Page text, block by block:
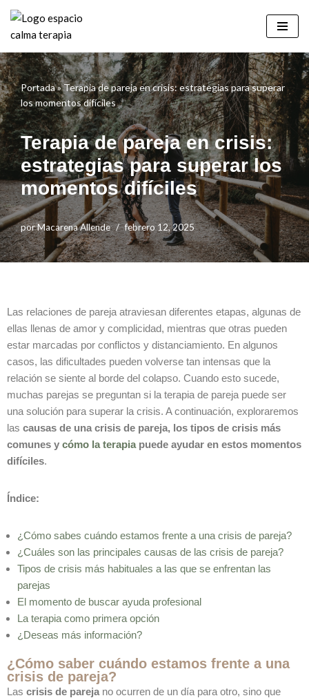
Saltar
al
contenido
Portada»Terapia de pareja en crisis: estrategias para superar
los momentos difíciles
Terapia de pareja en crisis:
estrategias para superar los
momentos difíciles
porMacarena Allende febrero 12, 2025
Las relaciones de pareja atraviesan diferentes etapas, algunas de
ellas llenas de amor y complicidad, mientras que otras pueden
estar marcadas por conflictos y distanciamiento. En algunos
casos, las dificultades pueden volverse tan intensas que la
relación se siente al borde del colapso. Cuando esto sucede,
muchas parejas se preguntan si la terapia de pareja puede ser
una solución para superar la crisis. A continuación, exploraremos
las causas de una crisis de pareja, los tipos de crisis más
comunes y cómo la terapia puede ayudar en estos momentos
difíciles.
Índice:
¿Cómo sabes cuándo estamos frente a una crisis de pareja?
¿Cuáles son las principales causas de las crisis de pareja?
Tipos de crisis más habituales a las que se enfrentan las
parejas
El momento de buscar ayuda profesional
La terapia como primera opción
¿Deseas más información?
¿Cómo saber cuándo estamos frente a una
crisis de pareja?
Las crisis de pareja no ocurren de un día para otro, sino que